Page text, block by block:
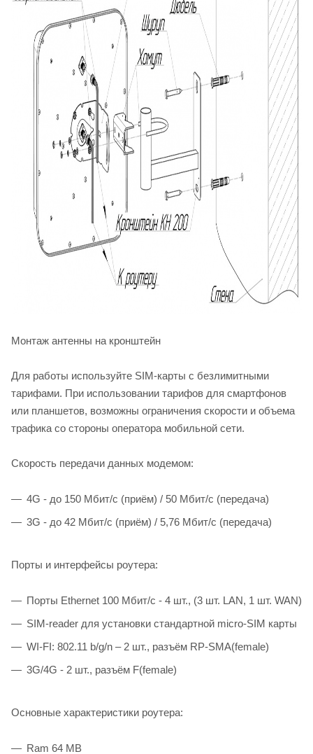
Монтаж антенны на кронштейн
Для работы используйте SIM-карты с безлимитными
тарифами. При использовании тарифов для смартфонов
или планшетов, возможны ограничения скорости и объема
трафика со стороны оператора мобильной сети.
Скорость передачи данных модемом:
4G - до 150 Мбит/с (приём) / 50 Мбит/с (передача)
3G - до 42 Мбит/с (приём) / 5,76 Мбит/с (передача)
Порты и интерфейсы роутера:
Порты Ethernet 100 Мбит/с - 4 шт., (3 шт. LAN, 1 шт. WAN)
SIM-reader для установки стандартной micro-SIM карты
WI-FI: 802.11 b/g/n – 2 шт., разъём RP-SMA(female)
3G/4G - 2 шт., разъём F(female)
Основные характеристики роутера:
Ram 64 MB